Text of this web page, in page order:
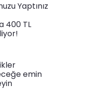
Yaptınız
400 TL
emin